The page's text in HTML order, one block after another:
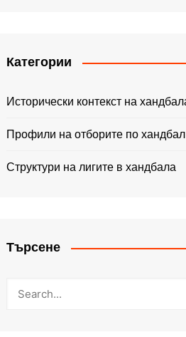
Категории
Исторически контекст на
Профили на отборите по хандбал
Структури на лигите в хандбала
Търсене